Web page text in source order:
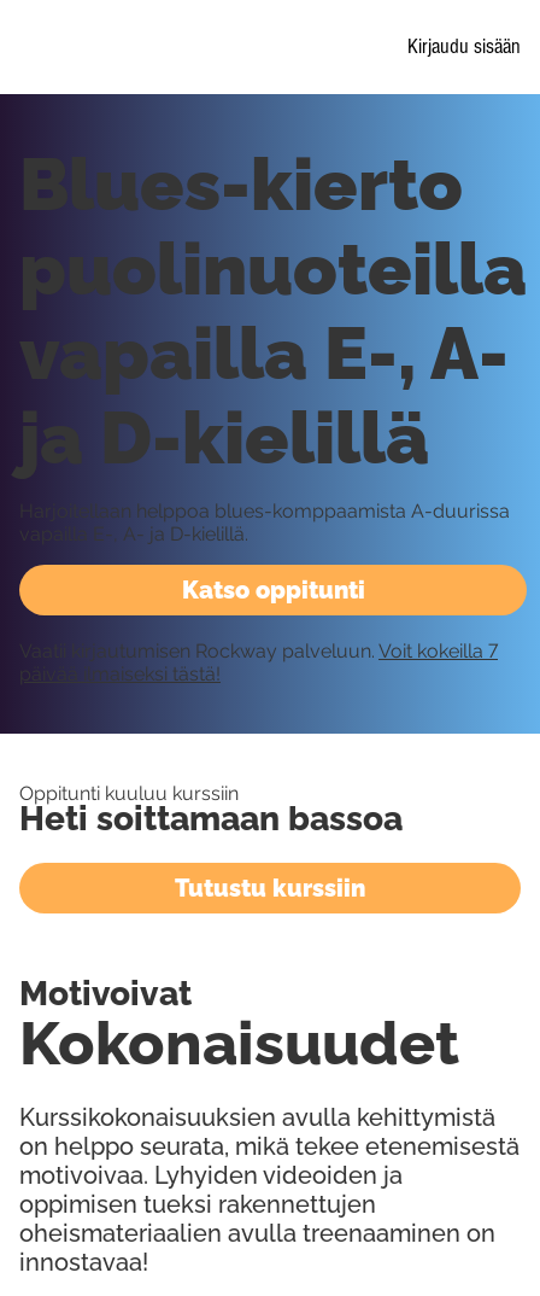
Kirjaudu sisään
Katso oppitunti
Blues-kierto
puolinuoteilla
vapailla E-, A-
ja D-kielillä
Harjoitellaan helppoa blues-komppaamista A-duurissa
vapailla E-, A- ja D-kielillä.
Vaatii kirjautumisen Rockway palveluun. Voit kokeilla 7
päivää ilmaiseksi tästä!
Oppitunti kuuluu kurssiin
Heti soittamaan bassoa
Tutustu kurssiin
Kurssikokonaisuuksien avulla kehittymistä
on helppo seurata, mikä tekee etenemisestä
motivoivaa. Lyhyiden videoiden ja
oppimisen tueksi rakennettujen
oheismateriaalien avulla treenaaminen on
innostavaa!
Kokonaisuudet
Motivoivat